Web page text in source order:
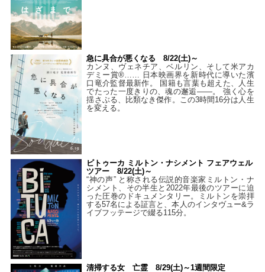
急に具合が悪くなる 8/22(土)～
カンヌ、ヴェネチア、ベルリン、そして米アカ
デミー賞®…… 日本映画界を新時代に導いた濱
口竜介監督最新作。 国籍も言葉も超えた、人生
でたった一度きりの、魂の邂逅――。 強く心を
揺さぶる、比類なき傑作。この3時間16分は人生
を変える。
ビトゥーカ ミルトン・ナシメント フェアウェル
ツアー 8/22(土)～
“神の声” と称される伝説的音楽家ミルトン・ナ
シメント、その半生と2022年最後のツアーに迫
った圧巻のドキュメンタリー。ミルトンを崇拝
する57名による証言と、本人のインタヴュー&ラ
イブフッテージで綴る115分。
清掃する女 亡霊 8/29(土)～1週間限定